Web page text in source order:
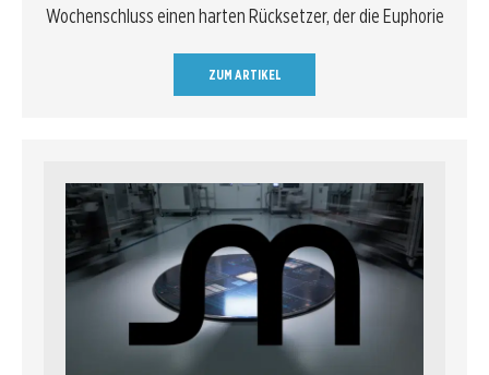
Wochenschluss einen harten Rücksetzer, der die Euphorie
ZUM ARTIKEL